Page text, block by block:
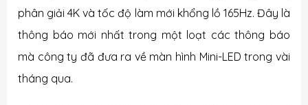
phân giải 4K và tốc độ làm mới khổng lồ 165Hz. Đây là
thông báo mới nhất trong một loạt các thông báo
mà công ty đã đưa ra về màn hình Mini-LED trong vài
tháng qua.